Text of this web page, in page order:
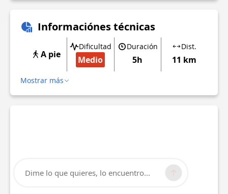
Informaciónes técnicas
A pie
Dificultad
Medio
Duración
5h
Dist.
11 km
Mostrar más
Dime lo que quieres, lo encuentro...